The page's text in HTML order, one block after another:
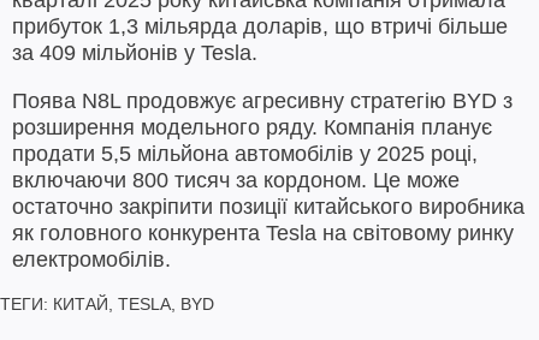
прибуток 1,3 мільярда доларів, що втричі більше
за 409 мільйонів у Tesla.
Поява N8L продовжує агресивну стратегію BYD з
розширення модельного ряду. Компанія планує
продати 5,5 мільйона автомобілів у 2025 році,
включаючи 800 тисяч за кордоном. Це може
остаточно закріпити позиції китайського виробника
як головного конкурента Tesla на світовому ринку
електромобілів.
ТЕГИ: КИТАЙ TESLA BYD